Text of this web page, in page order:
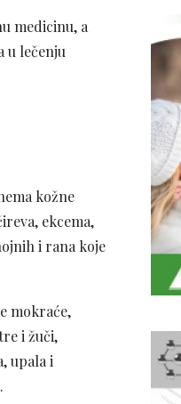
medicinu, a
u lečenju
kožne
ekcema,
i rana koje
mokraće,
i žuči,
upala i